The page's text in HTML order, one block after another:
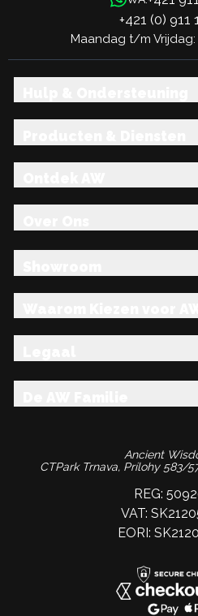
+421 (0) 911
Maandag t/m Vrijdag:
Ancient
CTPark Trnava, Prílohy 583/
REG:
VAT:
EORI: